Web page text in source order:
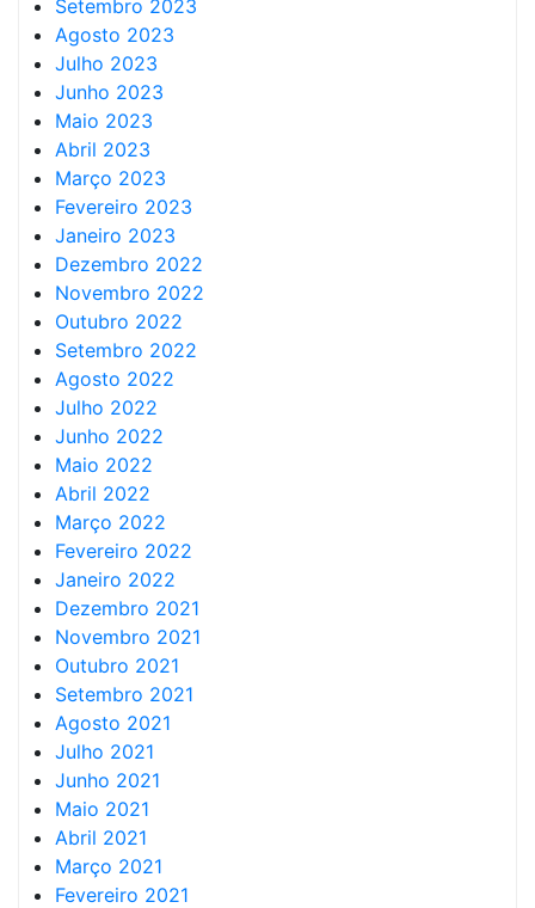
Setembro 2023
Agosto 2023
Julho 2023
Junho 2023
Maio 2023
Abril 2023
Março 2023
Fevereiro 2023
Janeiro 2023
Dezembro 2022
Novembro 2022
Outubro 2022
Setembro 2022
Agosto 2022
Julho 2022
Junho 2022
Maio 2022
Abril 2022
Março 2022
Fevereiro 2022
Janeiro 2022
Dezembro 2021
Novembro 2021
Outubro 2021
Setembro 2021
Agosto 2021
Julho 2021
Junho 2021
Maio 2021
Abril 2021
Março 2021
Fevereiro 2021